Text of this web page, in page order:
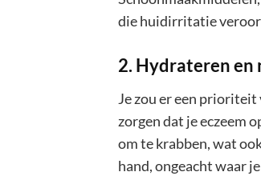
die huidirritatie
2. Hydrateren en
Je zou er een prioriteit
zorgen dat je eczeem
om te krabben, wat
hand, ongeacht waar